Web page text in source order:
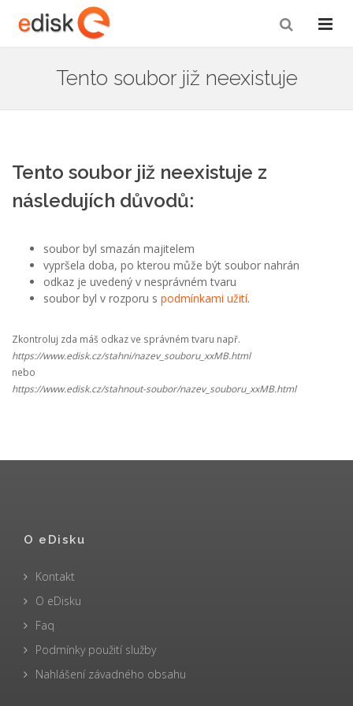
Tento soubor již neexistuje
Tento soubor již neexistuje z
následujích důvodů:
soubor byl smazán majitelem
vypršela doba, po kterou může být soubor nahrán
odkaz je uvedený v nesprávném tvaru
soubor byl v rozporu s podmínkami užití.
Zkontroluj zda máš odkaz ve správném tvaru např.
https://www.edisk.cz/stahni/nazev_souboru_xxMB.html
nebo
https://www.edisk.cz/stahnout-soubor/nazev_souboru_xxMB.html
O eDisku
Kontakt
O eDisku
Faq
Podmínky použití služby
Nahlášení závadného obsahu